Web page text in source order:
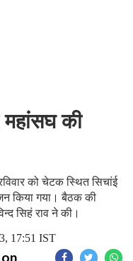
महांसघ की
को चेटक स्थित सिचांई
किया गया। बैठक की
सिहं राव ने की।
17:51 IST